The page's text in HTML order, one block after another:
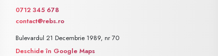
0712 345 678
contact@rebs.ro
Bulevardul 21 Decembrie 1989, nr 70
Deschide în Google Maps